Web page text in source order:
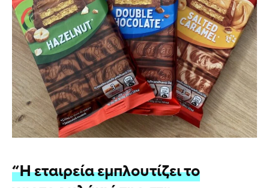
“Η εταιρεία εμπλουτίζει το